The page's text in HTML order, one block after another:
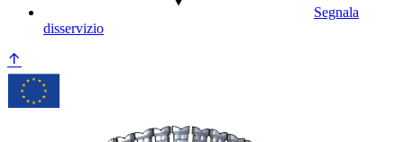
Segnala
disservizio